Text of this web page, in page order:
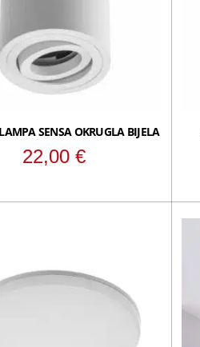
SENSA OKRUGLA BIJELA
22,00 €